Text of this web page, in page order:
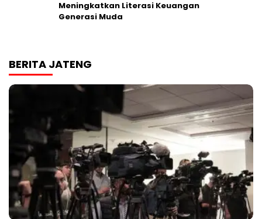
Meningkatkan Literasi Keuangan
Generasi Muda
BERITA JATENG